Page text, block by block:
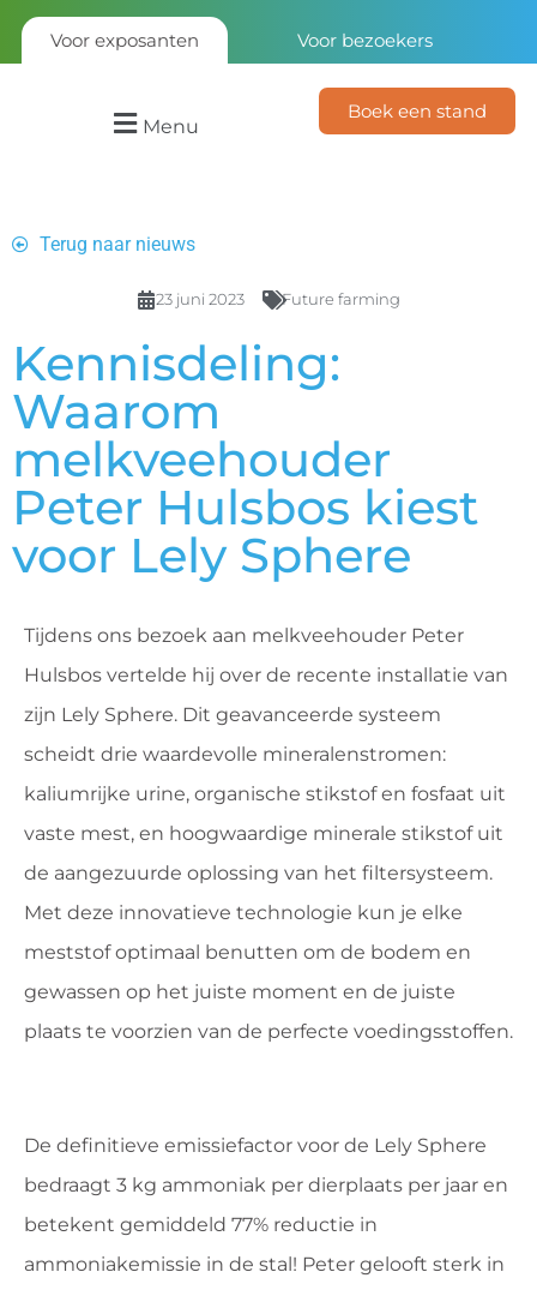
Voor exposanten Voor bezoekers
Menu
Boek een stand
Terug naar nieuws
23 juni 2023 Future farming
Kennisdeling:
Waarom
melkveehouder
Peter Hulsbos kiest
voor Lely Sphere
Tijdens ons bezoek aan melkveehouder Peter
Hulsbos vertelde hij over de recente installatie van
zijn Lely Sphere. Dit geavanceerde systeem
scheidt drie waardevolle mineralenstromen:
kaliumrijke urine, organische stikstof en fosfaat uit
vaste mest, en hoogwaardige minerale stikstof uit
de aangezuurde oplossing van het filtersysteem.
Met deze innovatieve technologie kun je elke
meststof optimaal benutten om de bodem en
gewassen op het juiste moment en de juiste
plaats te voorzien van de perfecte voedingsstoffen.
De definitieve emissiefactor voor de Lely Sphere
bedraagt 3 kg ammoniak per dierplaats per jaar en
betekent gemiddeld 77% reductie in
ammoniakemissie in de stal! Peter gelooft sterk in